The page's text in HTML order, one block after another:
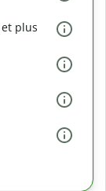
plus